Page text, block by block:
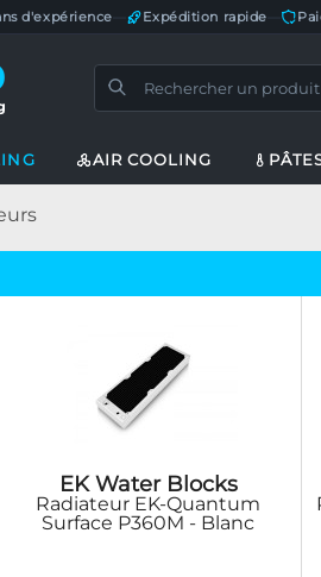
d'expérience Expédition rapide
AIR COOLING
EK Water Blocks
Radiateur EK-Quantum
Surface P360M - Blanc